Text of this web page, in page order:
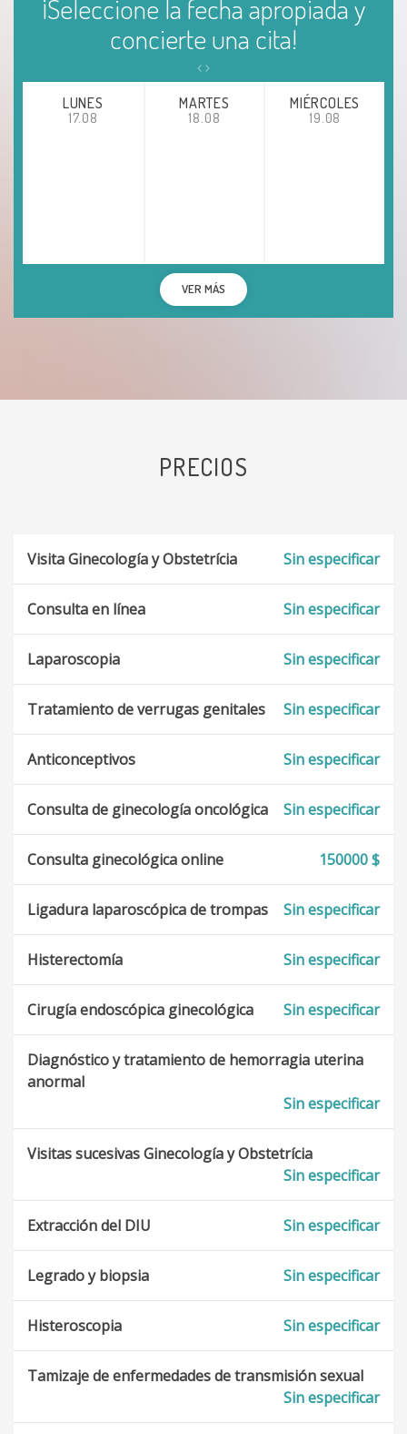
¡Seleccione la fecha apropiada y
concierte una cita!
LUNES
17.08
MARTES
18.08
MIÉRCOLES
19.08
VER MÁS
PRECIOS
Visita Ginecología y Obstetrícia Sin especificar
Consulta en línea Sin especificar
Laparoscopia Sin especificar
Tratamiento de verrugas genitales Sin especificar
Anticonceptivos Sin especificar
Consulta de ginecología oncológica Sin especificar
Consulta ginecológica online 150000 $
Ligadura laparoscópica de trompas Sin especificar
Histerectomía Sin especificar
Cirugía endoscópica ginecológica Sin especificar
Diagnóstico y tratamiento de hemorragia uterina
anormal
Sin especificar
Visitas sucesivas Ginecología y Obstetrícia
Sin especificar
Extracción del DIU Sin especificar
Legrado y biopsia Sin especificar
Histeroscopia Sin especificar
Tamizaje de enfermedades de transmisión sexual
Sin especificar